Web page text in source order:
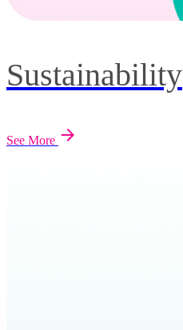
Sustainability
See More